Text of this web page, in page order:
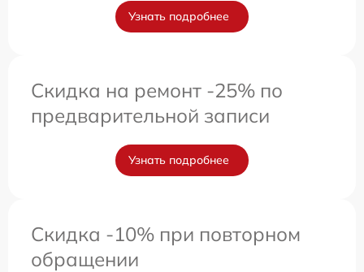
Узнать подробнее
Скидка на ремонт -25% по
предварительной записи
Узнать подробнее
Скидка -10% при повторном
обращении